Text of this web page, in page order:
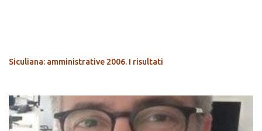
Siculiana: amministrative 2006. I risultati